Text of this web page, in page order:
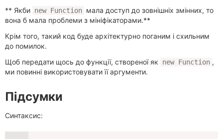
** Якби new Function мала доступ до зовнішніх змінних, то
вона б мала проблеми з мініфікаторами.**
Крім того, такий код буде архітектурно поганим і схильним
до помилок.
Щоб передати щось до функції, створеної як
new Function ,
ми повинні використовувати її аргументи.
Підсумки
Синтаксис: